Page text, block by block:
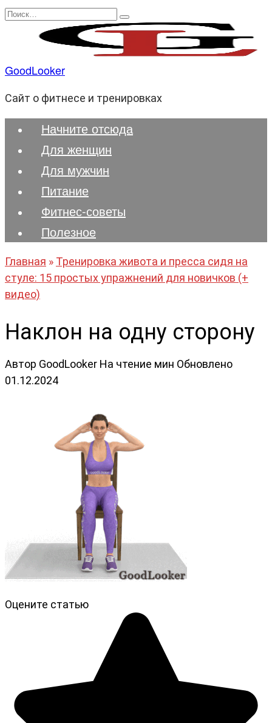
Перейти
содержанию
Search
GoodLooker
Сайт о фитнесе и тренировках
Начните отсюда
Для женщин
Для мужчин
Питание
Фитнес-советы
Полезноe
Главная » Тренировка живота и пресса сидя на
стуле: 15 простых упражнений для новичков (+
видео)
Наклон на одну сторону
Автор GoodLooker На чтение мин Обновлено
01.12.2024
Оцените статью